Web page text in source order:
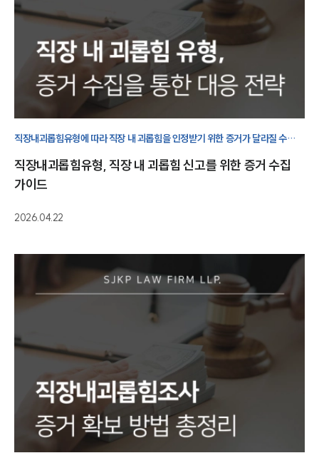
그룹소개
그룹소개
대륜의 강점
글로벌 파트너 로펌
고객의 소리
AI대륜
사례분석/최신동향
법률지식인
고객후기
업무분야
노동산재그룹 업무
전체
구성원 소개
직장내괴롭힘유형에 따라 직장 내 괴롭힘을 인정받기 위한 증거가 달라질 수
필요합니다.
직장내괴롭힘유형, 직장 내 괴롭힘 신고를 위한 증거 수집
가이드
2026.04.22